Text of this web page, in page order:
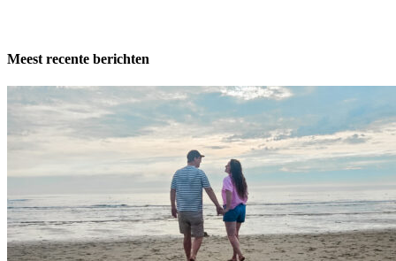
Meest recente berichten